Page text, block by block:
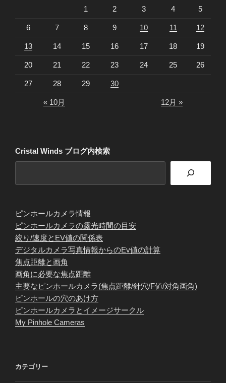
1 2 3 4 5
6 7 8 9 10 11 12
13 14 15 16 17 18 19
20 21 22 23 24 25 26
27 28 29 30
« 10月 12月 »
Cristal Winds ブログ内検索
ピンホールカメラ情報
ピンホールカメラの露光時間の目安
絞り/速度とEV値の関係表
デジタルカメラ写真情報からのEv値の計算
焦点距離と画角
画角に必要な焦点距離
主要なピンホールカメラ(焦点距離/針穴/F値/対角画角)
ピンホールの穴のあけ方
ピンホールカメラとイメージサークル
My Pinhole Cameras
カテゴリー